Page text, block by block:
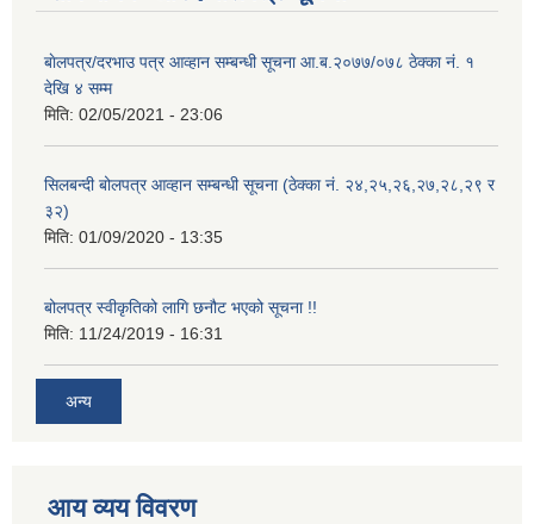
बाेलपत्र/दरभाउ पत्र आव्हान सम्बन्धी सूचना आ.ब.२०७७/०७८ ठेक्का नं. १
देखि ४ सम्म
मिति: 02/05/2021 - 23:06
सिलबन्दी बोलपत्र आव्हान सम्बन्धी सूचना (ठेक्का नं. २४,२५,२६,२७,२८,२९ र
३२)
मिति: 01/09/2020 - 13:35
बोलपत्र स्वीकृतिको लागि छनौट भएको सूचना !!
मिति: 11/24/2019 - 16:31
अन्य
आय व्यय विवरण